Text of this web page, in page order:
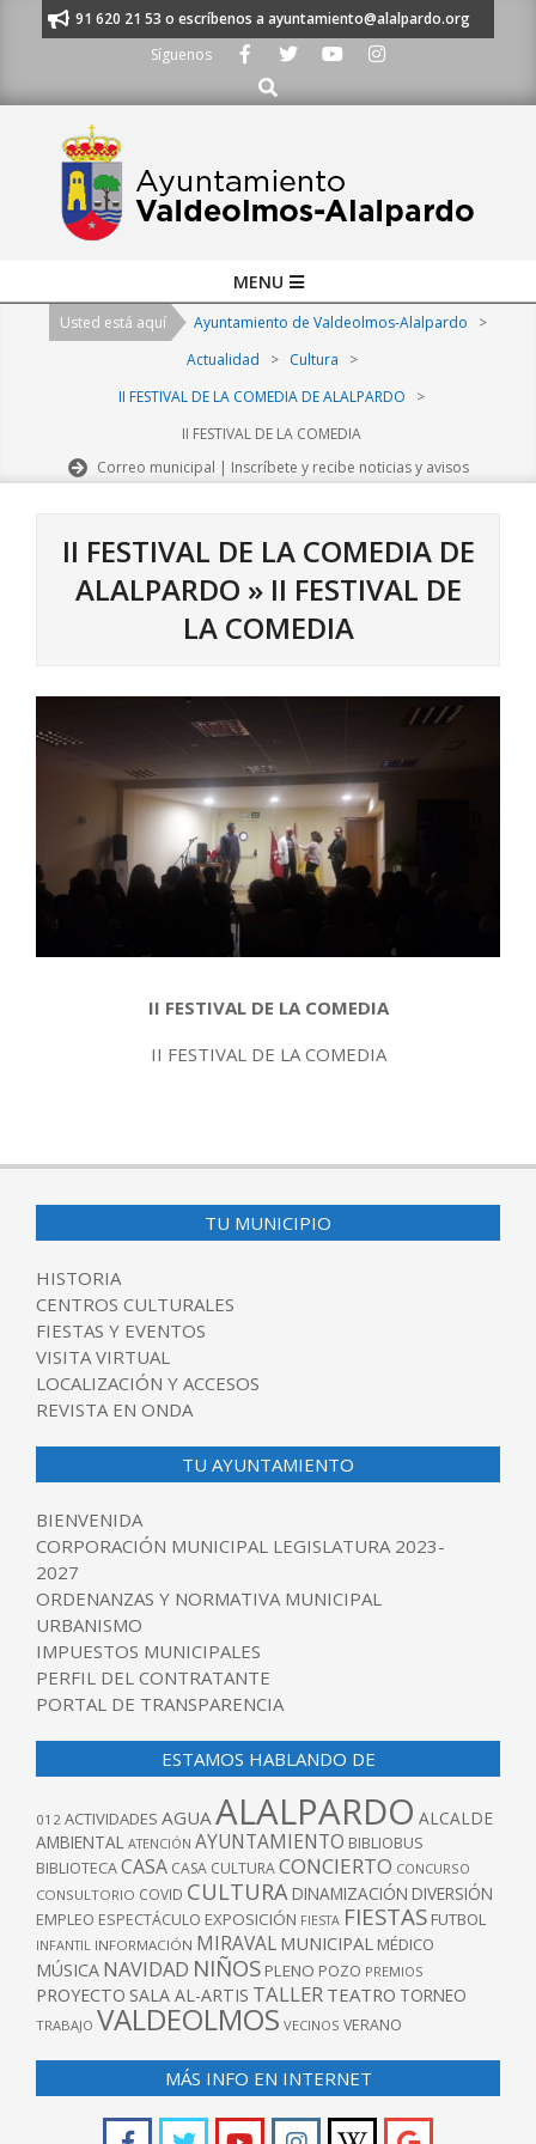
al 91 620 21 53 o escríbenos a ayuntamiento@alalpardo.org
Síguenos
Buscar
Navigation
MENU
Usted está aquí Ayuntamiento de Valdeolmos-Alalpardo
>
Actualidad
> Cultura
>
II FESTIVAL DE LA COMEDIA DE ALALPARDO
>
II FESTIVAL DE LA COMEDIA
Correo municipal | Inscríbete y recibe noticias y avisos
II FESTIVAL DE LA COMEDIA DE
ALALPARDO » II FESTIVAL DE
LA COMEDIA
II FESTIVAL DE LA COMEDIA
II FESTIVAL DE LA COMEDIA
05-
TU MUNICIPIO
HISTORIA
CENTROS CULTURALES
FIESTAS Y EVENTOS
VISITA VIRTUAL
LOCALIZACIÓN Y ACCESOS
REVISTA EN ONDA
TU AYUNTAMIENTO
BIENVENIDA
CORPORACIÓN MUNICIPAL LEGISLATURA 2023-
2027
ORDENANZAS Y NORMATIVA MUNICIPAL
URBANISMO
IMPUESTOS MUNICIPALES
PERFIL DEL CONTRATANTE
PORTAL DE TRANSPARENCIA
ESTAMOS HABLANDO DE
012 ACTIVIDADES AGUAALALPARDO ALCALDE
AMBIENTAL ATENCIÓN AYUNTAMIENTO BIBLIOBUS
BIBLIOTECACASA CASA CULTURACONCIERTO CONCURSO
CONSULTORIO COVID CULTURA DINAMIZACIÓN DIVERSIÓN
EMPLEO ESPECTÁCULO EXPOSICIÓN FIESTA FIESTAS FUTBOL
INFANTIL INFORMACIÓN MIRAVAL MUNICIPAL MÉDICO
MÚSICA NAVIDAD NIÑOS PLENO POZO PREMIOS
PROYECTO SALA AL-ARTIS TALLER TEATRO TORNEO
TRABAJO VALDEOLMOS VECINOS VERANO
MÁS INFO EN INTERNET